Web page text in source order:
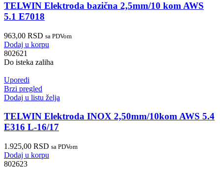
TELWIN Elektroda bazična 2,5mm/10 kom AWS
5.1 E7018
963,00 RSD sa PDVom
Dodaj u korpu
802621
Do isteka zaliha
Uporedi
Brzi pregled
Dodaj u listu želja
TELWIN Elektroda INOX 2,50mm/10kom AWS 5.4
E316 L-16/17
1.925,00 RSD sa PDVom
Dodaj u korpu
802623